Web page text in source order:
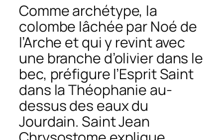
Comme archétype, la
colombe lâchée par Noé de
l’Arche et qui y revint avec
une branche d’olivier dans le
bec, préfigure l’Esprit Saint
dans la Théophanie au-
dessus des eaux du
Jourdain. Saint Jean